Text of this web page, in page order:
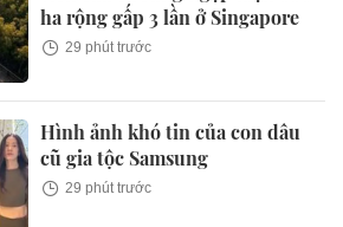
ha rộng gấp 3 lần ở Singapore
29 phút trước
Hình ảnh khó tin của con dâu
cũ gia tộc Samsung
29 phút trước